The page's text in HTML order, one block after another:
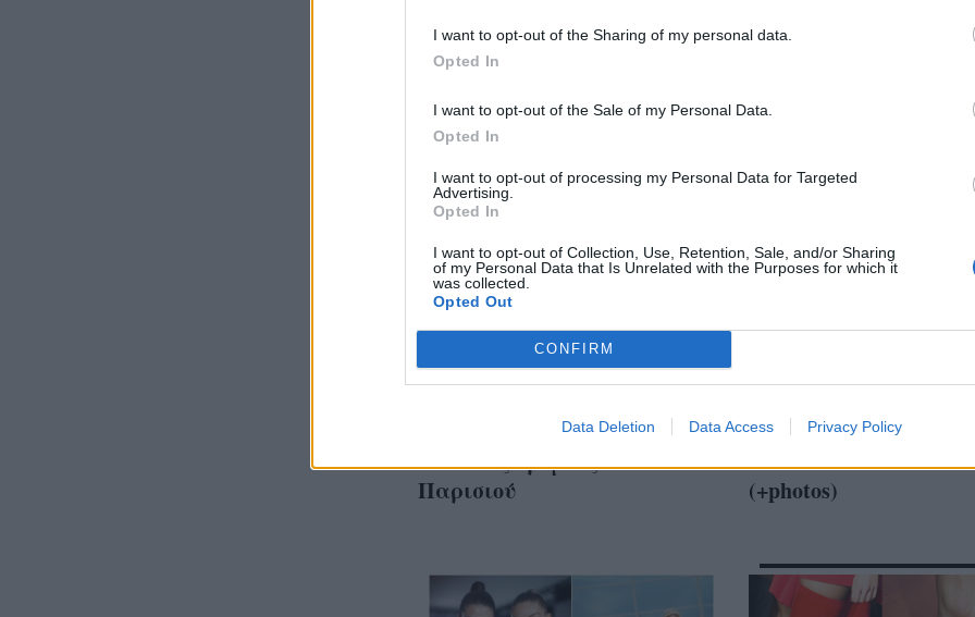
I want to opt-out of the Sharing of my personal data.
Opted In
I want to opt-out of the Sale of my Personal Data.
Opted In
I want to opt-out of processing my Personal Data for Targeted
Advertising.
Opted In
I want to opt-out of Collection, Use, Retention, Sale, and/or Sharing
of my Personal Data that Is Unrelated with the Purposes for which it
was collected.
Opted Out
CONFIRM
Data Deletion Data Access Privacy Policy
εμφανίσεις των street stylers
από τους δρόμους του
Παρισιού
supermodels στο
show του οίκου
(+photos)